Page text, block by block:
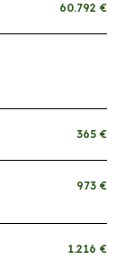
60.792 €
365 €
973 €
1.216 €